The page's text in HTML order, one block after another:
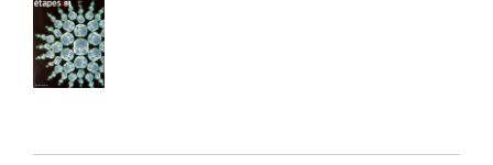
スカラシップ受賞者
CONTACT